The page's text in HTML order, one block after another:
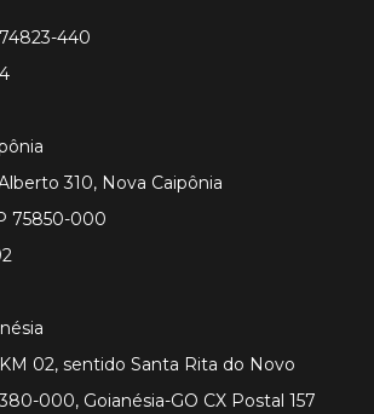
440
310, Nova Caipônia
75850-000
02, sentido Santa Rita do Novo
000, Goianésia-GO CX Postal 157